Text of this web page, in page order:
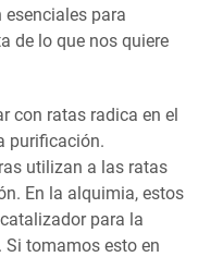
para
de lo que nos quiere
con ratas radica en el
purificación.
utilizan a las ratas
En la alquimia, estos
para la
tomamos esto en